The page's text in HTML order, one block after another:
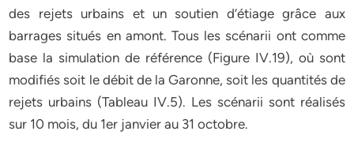
des rejets urbains et un soutien d’étiage grâce aux
barrages situés en amont. Tous les scénarii ont comme
base la simulation de référence (Figure IV.19), où sont
modifiés soit le débit de la Garonne, soit les quantités de
rejets urbains (Tableau IV.5). Les scénarii sont réalisés
sur 10 mois, du 1er janvier au 31 octobre.